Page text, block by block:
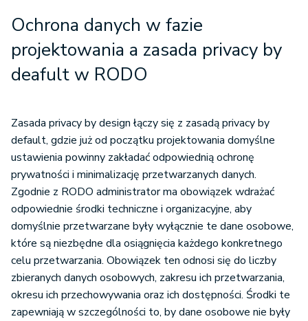
Ochrona danych w fazie
projektowania a zasada privacy by
deafult w RODO
Zasada privacy by design łączy się z zasadą privacy by
default, gdzie już od początku projektowania domyślne
ustawienia powinny zakładać odpowiednią ochronę
prywatności i minimalizację przetwarzanych danych.
Zgodnie z RODO administrator ma obowiązek wdrażać
odpowiednie środki techniczne i organizacyjne, aby
domyślnie przetwarzane były wyłącznie te dane osobowe,
które są niezbędne dla osiągnięcia każdego konkretnego
celu przetwarzania. Obowiązek ten odnosi się do liczby
zbieranych danych osobowych, zakresu ich przetwarzania,
okresu ich przechowywania oraz ich dostępności. Środki te
zapewniają w szczególności to, by dane osobowe nie były